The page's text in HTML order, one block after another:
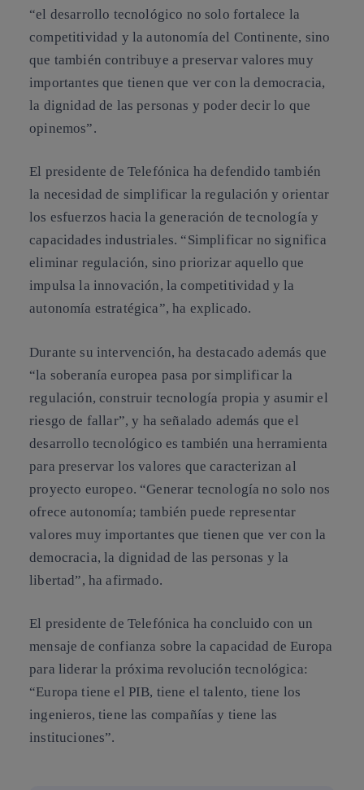
“el desarrollo tecnológico no solo fortalece la
competitividad y la autonomía del Continente, sino
que también contribuye a preservar valores muy
importantes que tienen que ver con la democracia,
la dignidad de las personas y poder decir lo que
opinemos”.
El presidente de Telefónica ha defendido también
la necesidad de simplificar la regulación y orientar
los esfuerzos hacia la generación de tecnología y
capacidades industriales. “Simplificar no significa
eliminar regulación, sino priorizar aquello que
impulsa la innovación, la competitividad y la
autonomía estratégica”, ha explicado.
Durante su intervención, ha destacado además que
“la soberanía europea pasa por simplificar la
regulación, construir tecnología propia y asumir el
riesgo de fallar”, y ha señalado además que el
desarrollo tecnológico es también una herramienta
para preservar los valores que caracterizan al
proyecto europeo. “Generar tecnología no solo nos
ofrece autonomía; también puede representar
valores muy importantes que tienen que ver con la
democracia, la dignidad de las personas y la
libertad”, ha afirmado.
El presidente de Telefónica ha concluido con un
mensaje de confianza sobre la capacidad de Europa
para liderar la próxima revolución tecnológica:
“Europa tiene el PIB, tiene el talento, tiene los
ingenieros, tiene las compañías y tiene las
instituciones”.